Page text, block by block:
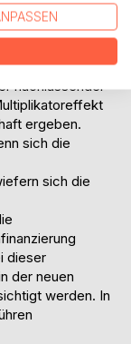
Mrd. Euro)
dieser Arbeit
nachlassender
ergeben.
sich die
sich die
dieser
der neuen
werden. In